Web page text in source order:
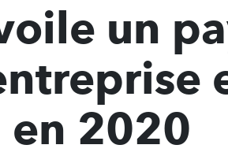
un
en 2020